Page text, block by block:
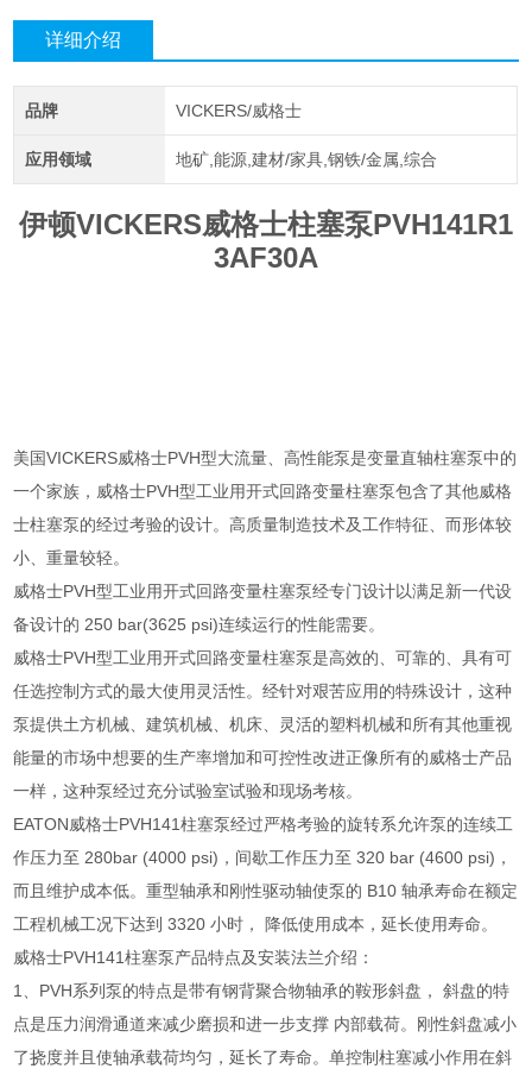
详细介绍
品牌 VICKERS/威格士
应用领域 地矿,能源,建材/家具,钢铁/金属,综合
伊顿VICKERS威格士柱塞泵PVH141R1
3AF30A
美国VICKERS威格士PVH型大流量、高性能泵是变量直轴柱塞泵中的
一个家族，威格士PVH型工业用开式回路变量柱塞泵包含了其他威格
士柱塞泵的经过考验的设计。高质量制造技术及工作特征、而形体较
小、重量较轻。
威格士PVH型工业用开式回路变量柱塞泵经专门设计以满足新一代设
备设计的 250 bar(3625 psi)连续运行的性能需要。
威格士PVH型工业用开式回路变量柱塞泵是高效的、可靠的、具有可
任选控制方式的最大使用灵活性。经针对艰苦应用的特殊设计，这种
泵提供土方机械、建筑机械、机床、灵活的塑料机械和所有其他重视
能量的市场中想要的生产率增加和可控性改进正像所有的威格士产品
一样，这种泵经过充分试验室试验和现场考核。
EATON威格士PVH141柱塞泵经过严格考验的旋转系允许泵的连续工
作压力至 280bar (4000 psi)，间歇工作压力至 320 bar (4600 psi)，
而且维护成本低。重型轴承和刚性驱动轴使泵的 B10 轴承寿命在额定
工程机械工况下达到 3320 小时， 降低使用成本，延长使用寿命。
威格士PVH141柱塞泵产品特点及安装法兰介绍：
1、PVH系列泵的特点是带有钢背聚合物轴承的鞍形斜盘， 斜盘的特
点是压力润滑通道来减少磨损和进一步支撑 内部载荷。刚性斜盘减小
了挠度并且使轴承载荷均匀，延长了寿命。单控制柱塞减小作用在斜